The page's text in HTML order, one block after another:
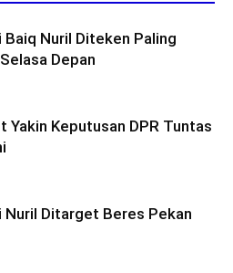
Nuril Diteken Paling
Depan
Yakin Keputusan DPR Tuntas
Nuril Ditarget Beres Pekan